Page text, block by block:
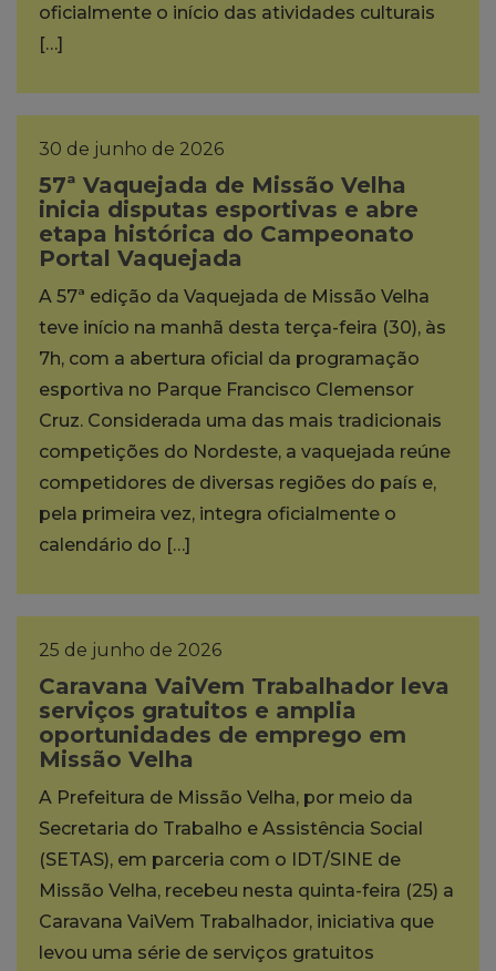
oficialmente o início das atividades culturais
[…]
30 de junho de 2026
57ª Vaquejada de Missão Velha
inicia disputas esportivas e abre
etapa histórica do Campeonato
Portal Vaquejada
A 57ª edição da Vaquejada de Missão Velha
teve início na manhã desta terça-feira (30), às
7h, com a abertura oficial da programação
esportiva no Parque Francisco Clemensor
Cruz. Considerada uma das mais tradicionais
competições do Nordeste, a vaquejada reúne
competidores de diversas regiões do país e,
pela primeira vez, integra oficialmente o
calendário do […]
25 de junho de 2026
Caravana VaiVem Trabalhador leva
serviços gratuitos e amplia
oportunidades de emprego em
Missão Velha
A Prefeitura de Missão Velha, por meio da
Secretaria do Trabalho e Assistência Social
(SETAS), em parceria com o IDT/SINE de
Missão Velha, recebeu nesta quinta-feira (25) a
Caravana VaiVem Trabalhador, iniciativa que
levou uma série de serviços gratuitos